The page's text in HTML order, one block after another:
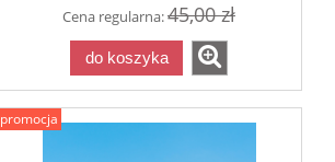
Cena regularna:45,00 zł
do koszyka
promocja
enemy
76,00 zł
Cena regularna:86,00 zł